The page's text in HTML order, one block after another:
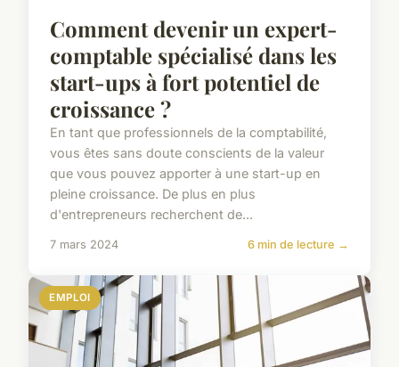
Comment devenir un expert-
comptable spécialisé dans les
start-ups à fort potentiel de
croissance ?
En tant que professionnels de la comptabilité,
vous êtes sans doute conscients de la valeur
que vous pouvez apporter à une start-up en
pleine croissance. De plus en plus
d'entrepreneurs recherchent de...
7 mars 2024 6 min de lecture →
EMPLOI